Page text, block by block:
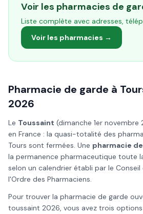
Voir les pharmacies de
Liste complète avec adresses,
Voir les pharmacies →
Pharmacie de garde à
2026
Le Toussaint (dimanche 1er novembre
en France : la quasi-totalité des
Tours sont fermées. Une pharmacie
la permanence pharmaceutique toute
selon un calendrier établi par le
l'Ordre des Pharmaciens.
Pour trouver la pharmacie de garde
toussaint 2026, vous avez trois